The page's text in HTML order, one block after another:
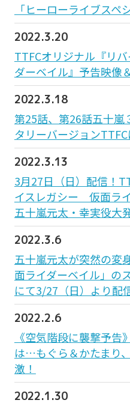
「ヒーローライブスペ
2022.3.20
TTFCオリジナル『リ
ダーベイル』予告映像
2022.3.18
第25話、第26話五十嵐
タリーバージョンTTFC
2022.3.13
3月27日（日）配信！
イスレガシー 仮面ラ
五十嵐元太・幸実役大
2022.3.6
五十嵐元太が突然の変
面ライダーベイル」の
にて3/27（日）より配
2022.2.6
《空気階段に襲撃予告
は…もぐら＆かたまり
激！
2022.1.30